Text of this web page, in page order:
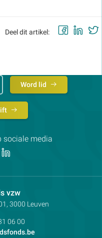
Deel dit artikel:
vzwContactpersoon:
3000 Leuven
06 00
Word lid
sociale media
Volg